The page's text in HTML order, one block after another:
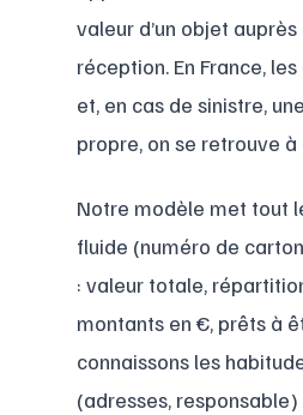
valeur d’un objet
réception. En France,
et, en cas de sinistre,
propre, on se retrouve
Notre modèle met tout
fluide (numéro de
: valeur totale,
montants en €, prêts à
connaissons les
(adresses,